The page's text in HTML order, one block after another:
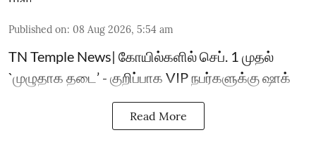
Published on: 08 Aug 2026, 5:54 am
TN Temple News| கோயில்களில் செப். 1 முதல்
`முழுதாக தடை’ - குறிப்பாக VIP நபர்களுக்கு ஷாக்
Read More